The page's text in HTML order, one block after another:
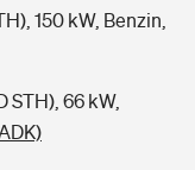
150 kW, Benzin,
STH), 66 kW,